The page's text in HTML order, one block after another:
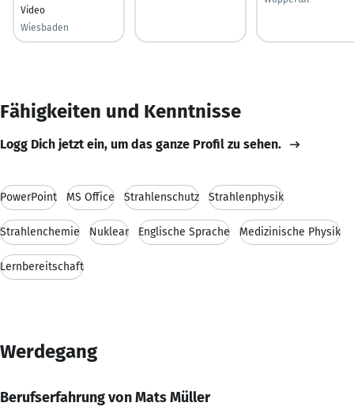
Video
Wiesbaden
Fähigkeiten und Kenntnisse
Logg Dich jetzt ein, um das ganze Profil zu sehen.
PowerPoint MS Office Strahlenschutz Strahlenphysik
Strahlenchemie Nuklear Englische Sprache Medizinische Physik
Lernbereitschaft
Werdegang
Berufserfahrung von Mats Müller